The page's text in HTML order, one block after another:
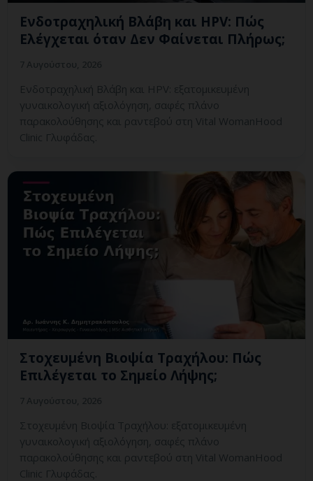
Ενδοτραχηλική Βλάβη και HPV: Πώς
Ελέγχεται όταν Δεν Φαίνεται Πλήρως;
Ενδοτραχηλική Βλάβη και HPV: εξατομικευμένη
γυναικολογική αξιολόγηση, σαφές πλάνο
παρακολούθησης και ραντεβού στη Vital WomanHood
Clinic Γλυφάδας.
Στοχευμένη Βιοψία Τραχήλου: Πώς
Επιλέγεται το Σημείο Λήψης;
Στοχευμένη Βιοψία Τραχήλου: εξατομικευμένη
γυναικολογική αξιολόγηση, σαφές πλάνο
παρακολούθησης και ραντεβού στη Vital WomanHood
Clinic Γλυφάδας.